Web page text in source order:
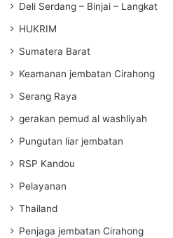
Deli Serdang – Binjai – Langkat
HUKRIM
Sumatera Barat
Keamanan jembatan Cirahong
Serang Raya
gerakan pemud al washliyah
Pungutan liar jembatan
RSP Kandou
Pelayanan
Thailand
Penjaga jembatan Cirahong